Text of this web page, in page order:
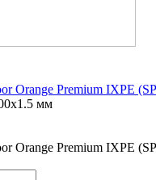
Orange Premium IXPE
мм
Orange Premium IXPE